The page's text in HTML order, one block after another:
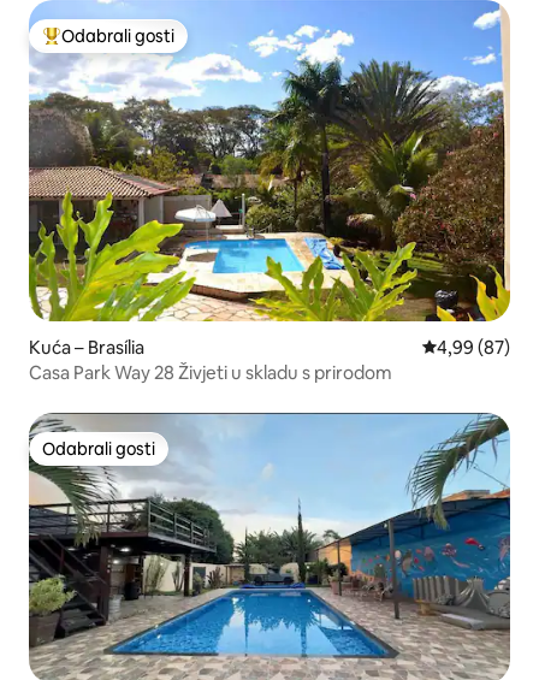
Među najviše rangiranima s oznakom „Odabrali gosti”
Odabrali gosti
Kuća – Brasília Prosječna
4,99 (87)
Casa Park Way 28 Živjeti u skladu s prirodom
Odabrali gosti
Odabrali gosti